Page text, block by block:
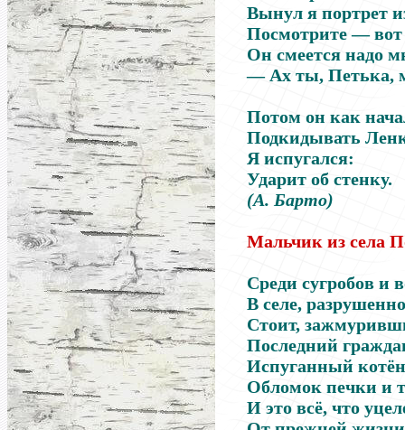
Вынул я портрет
Посмотрите —
Он смеется надо
— Ах ты, Петька,
Потом он как
Подкидывать
Я испугался:
Ударит об стенку.
(А. Барто)
Мальчик из села
Среди сугробов и
В селе,
Стоит,
Последний
Испуганный
Обломок печки и
И это всё, что